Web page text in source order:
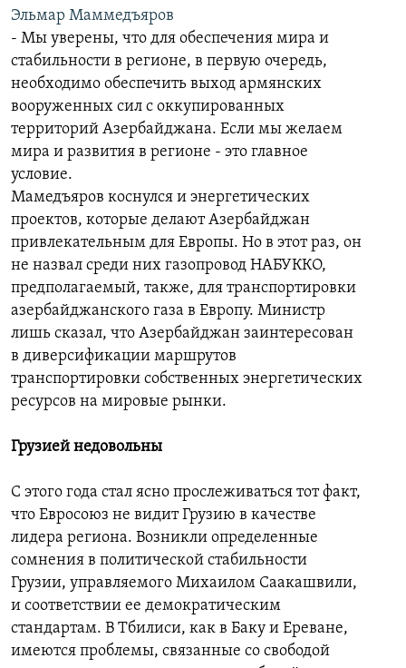
Эльмар Маммедъяров
- Мы уверены, что для обеспечения мира и
стабильности в регионе, в первую очередь,
необходимо обеспечить выход армянских
вооруженных сил с оккупированных
территорий Азербайджана. Если мы желаем
мира и развития в регионе - это главное
условие.
Мамедъяров коснулся и энергетических
проектов, которые делают Азербайджан
привлекательным для Европы. Но в этот раз, он
не назвал среди них газопровод НАБУККО,
предполагаемый, также, для транспортировки
азербайджанского газа в Европу. Министр
лишь сказал, что Азербайджан заинтересован
в диверсификации маршрутов
транспортировки собственных энергетических
ресурсов на мировые рынки.
Грузией недовольны
С этого года стал ясно прослеживаться тот факт,
что Евросоюз не видит Грузию в качестве
лидера региона. Возникли определенные
сомнения в политической стабильности
Грузии, управляемого Михаилом Саакашвили,
и соответствии ее демократическим
стандартам. В Тбилиси, как в Баку и Ереване,
имеются проблемы, связанные со свободой